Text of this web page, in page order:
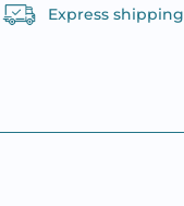
Express shipping